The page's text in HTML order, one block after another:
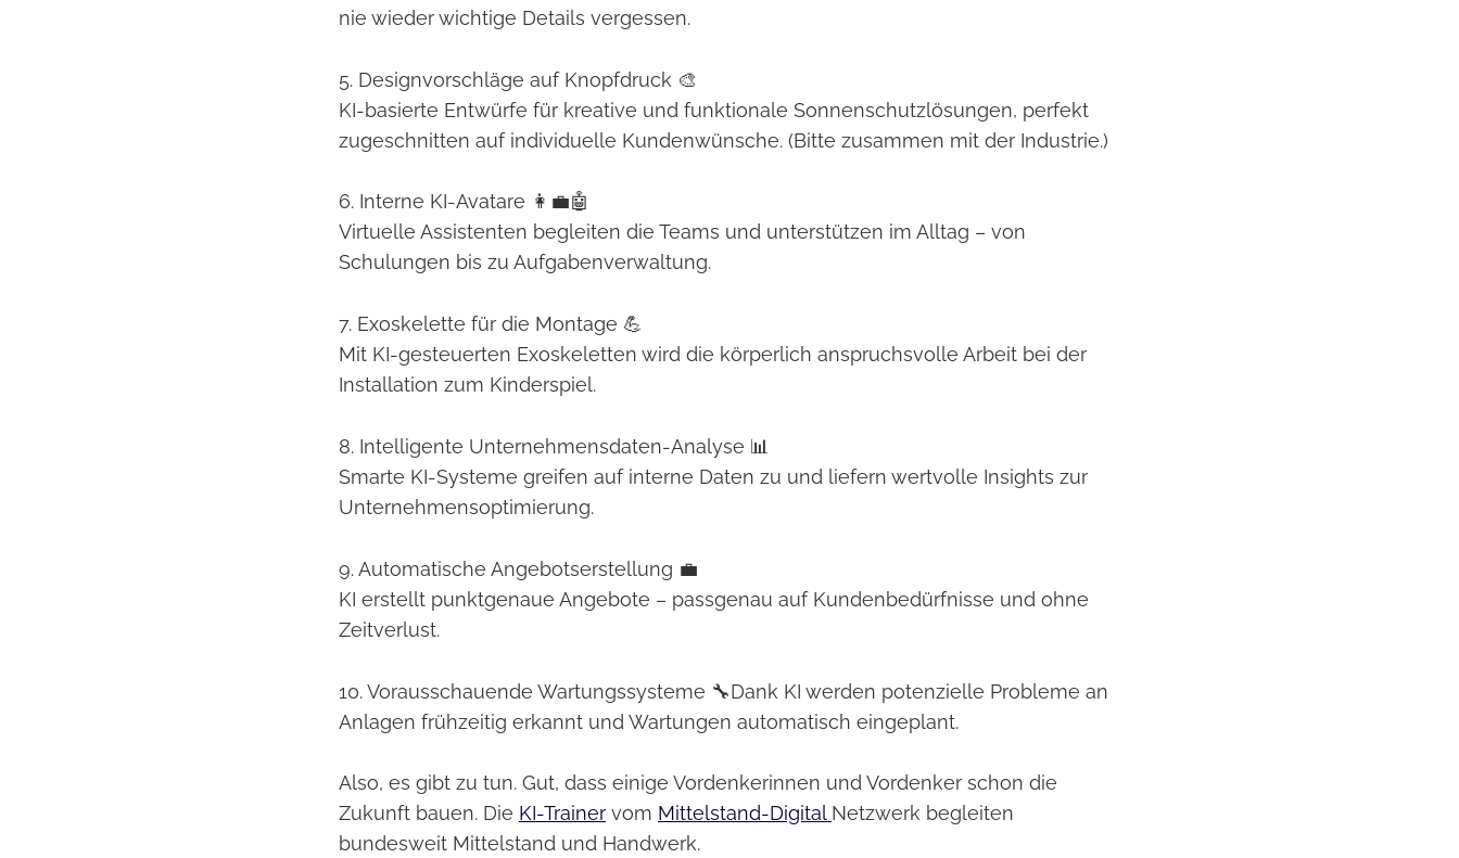
nie wieder wichtige Details vergessen.
5. Designvorschläge auf Knopfdruck 🎨
KI-basierte Entwürfe für kreative und funktionale Sonnenschutzlösungen, perfekt
zugeschnitten auf individuelle Kundenwünsche. (Bitte zusammen mit der Industrie.)
6. Interne KI-Avatare 👩‍💼🤖
Virtuelle Assistenten begleiten die Teams und unterstützen im Alltag – von
Schulungen bis zu Aufgabenverwaltung.
7. Exoskelette für die Montage 💪
Mit KI-gesteuerten Exoskeletten wird die körperlich anspruchsvolle Arbeit bei der
Installation zum Kinderspiel.
8. Intelligente Unternehmensdaten-Analyse 📊
Smarte KI-Systeme greifen auf interne Daten zu und liefern wertvolle Insights zur
Unternehmensoptimierung.
9. Automatische Angebotserstellung 💼
KI erstellt punktgenaue Angebote – passgenau auf Kundenbedürfnisse und ohne
Zeitverlust.
10. Vorausschauende Wartungssysteme 🔧Dank KI werden potenzielle Probleme an
Anlagen frühzeitig erkannt und Wartungen automatisch eingeplant.
Also, es gibt zu tun. Gut, dass einige Vordenkerinnen und Vordenker schon die
Zukunft bauen. Die KI-Trainer vom Mittelstand-Digital Netzwerk begleiten
bundesweit Mittelstand und Handwerk.